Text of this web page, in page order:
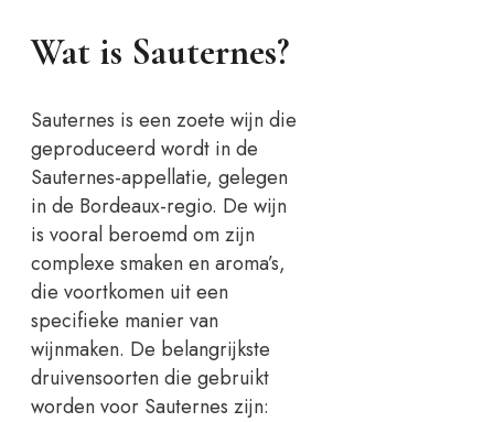
Wat is Sauternes?
Sauternes is een zoete wijn die
geproduceerd wordt in de
Sauternes-appellatie, gelegen
in de Bordeaux-regio. De wijn
is vooral beroemd om zijn
complexe smaken en aroma’s,
die voortkomen uit een
specifieke manier van
wijnmaken. De belangrijkste
druivensoorten die gebruikt
worden voor Sauternes zijn: